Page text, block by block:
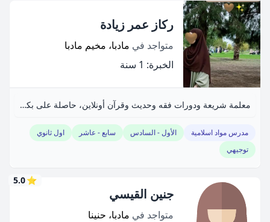
ركاز عمر زيادة
متواجد في مادبا، مخيم مادبا
الخبرة: 1 سنة
معلمة شريعة ودورات فقه وحديث وقرآن أونلاين، حاصلة على بكالوريوس وماجستير.
مدرس مواد اسلامية الأول - السادس سابع - عاشر
اول ثانوي
توجيهي
⭐
5.0
جنين القيسي
متواجد في مادبا، حنينا